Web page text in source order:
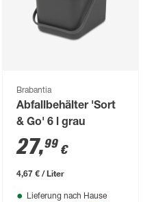
Brabantia
Abfallbehälter 'Sort
& Go' 6 l grau
27,99 €
4,67 € / Liter
Lieferung nach Hause